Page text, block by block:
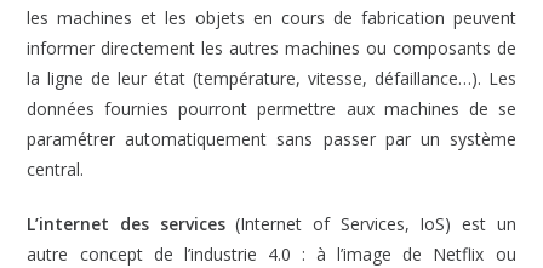
les machines et les objets en cours de fabrication peuvent
informer directement les autres machines ou composants de
la ligne de leur état (température, vitesse, défaillance…). Les
données fournies pourront permettre aux machines de se
paramétrer automatiquement sans passer par un système
central.
L’internet des services(Internet of Services, IoS) est un
autre concept de l’industrie 4.0 : à l’image de Netflix ou